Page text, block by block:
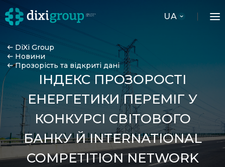
UA
DiXi Group
Новини
Прозорість та відкриті дані
ІНДЕКС ПРОЗОРОСТІ
ЕНЕРГЕТИКИ ПЕРЕМІГ У
КОНКУРСІ СВІТОВОГО
БАНКУ Й INTERNATIONAL
COMPETITION NETWORK